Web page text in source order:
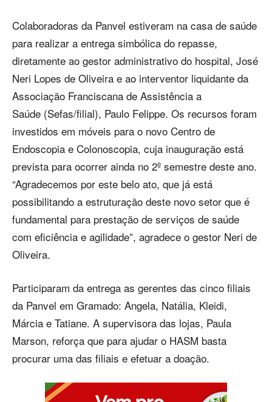
Colaboradoras da Panvel estiveram na casa de saúde
para realizar a entrega simbólica do repasse,
diretamente ao gestor administrativo do hospital, José
Neri Lopes de Oliveira e ao interventor liquidante da
Associação Franciscana de Assistência a
Saúde (Sefas/filial), Paulo Felippe. Os recursos foram
investidos em móveis para o novo Centro de
Endoscopia e Colonoscopia, cuja inauguração está
prevista para ocorrer ainda no 2º semestre deste ano.
“Agradecemos por este belo ato, que já está
possibilitando a estruturação deste novo setor que é
fundamental para prestação de serviços de saúde
com eficiência e agilidade”, agradece o gestor Neri de
Oliveira.
Participaram da entrega as gerentes das cinco filiais
da Panvel em Gramado: Angela, Natália, Kleidi,
Márcia e Tatiane. A supervisora das lojas, Paula
Marson, reforça que para ajudar o HASM basta
procurar uma das filiais e efetuar a doação.